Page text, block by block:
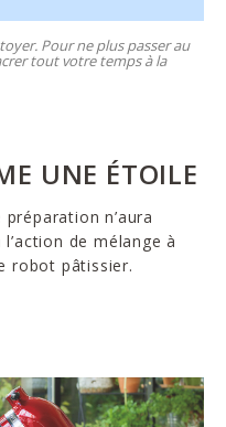
Pour ne plus passer au
tout votre temps à la
UNE ÉTOILE
n’aura
de mélange à
robot pâtissier.